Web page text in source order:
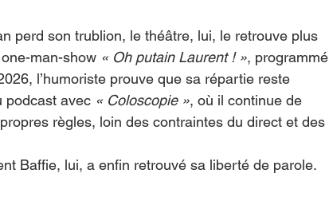
perd son trublion, le théâtre, lui, le retrouve plus
man-show « Oh putain Laurent ! », programmé
l’humoriste prouve que sa répartie reste
podcast avec « Coloscopie », où il continue de
règles, loin des contraintes du direct et des
Baffie, lui, a enfin retrouvé sa liberté de parole.